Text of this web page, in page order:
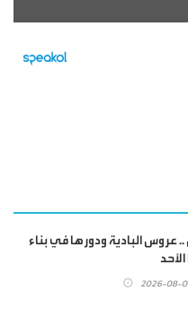
عروس البادية ودورها في بناء
2026-08-